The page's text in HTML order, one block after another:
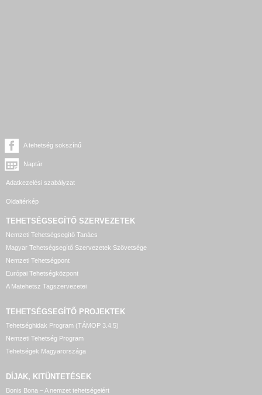
A tehetség sokszínű
Naptár
Adatkezelési szabályzat
Oldaltérkép
TEHETSÉGSEGÍTŐ SZERVEZETEK
Nemzeti Tehetségsegítő Tanács
Magyar Tehetségsegítő Szervezetek Szövetsége
Nemzeti Tehetségpont
Európai Tehetségközpont
A Matehetsz Tagszervezetei
TEHETSÉGSEGÍTŐ PROJEKTEK
Tehetséghidak Program (TÁMOP 3.4.5)
Nemzeti Tehetség Program
Tehetségek Magyarországa
DÍJAK, KITÜNTETÉSEK
Bonis Bona – A nemzet tehetségeiért